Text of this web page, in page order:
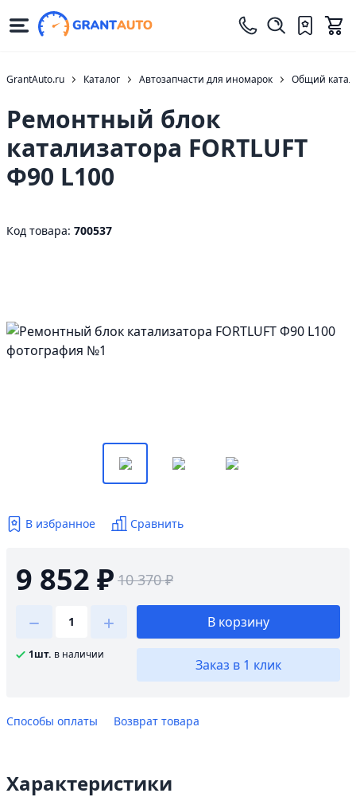
GrantAuto.ru Каталог Автозапчасти для иномарок Общий
Ремонтный блок
катализатора FORTLUFT
Ф90 L100
Код товара: 700537
В избранное Сравнить
9 852 ₽ 10 370 ₽
1шт. в наличии
В корзину
Заказ в 1 клик
Способы оплаты Возврат товара
Характеристики